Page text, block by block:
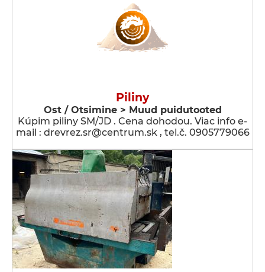
Piliny
Ost / Otsimine > Muud puidutooted
Kúpim piliny SM/JD . Cena dohodou. Viac info e-
mail : drevrez.sr@centrum.sk , tel.č. 0905779066